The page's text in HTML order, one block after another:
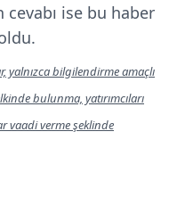
cevabı ise bu haber
yalnızca bilgilendirme amaçlı
bulunma, yatırımcıları
vaadi verme şeklinde